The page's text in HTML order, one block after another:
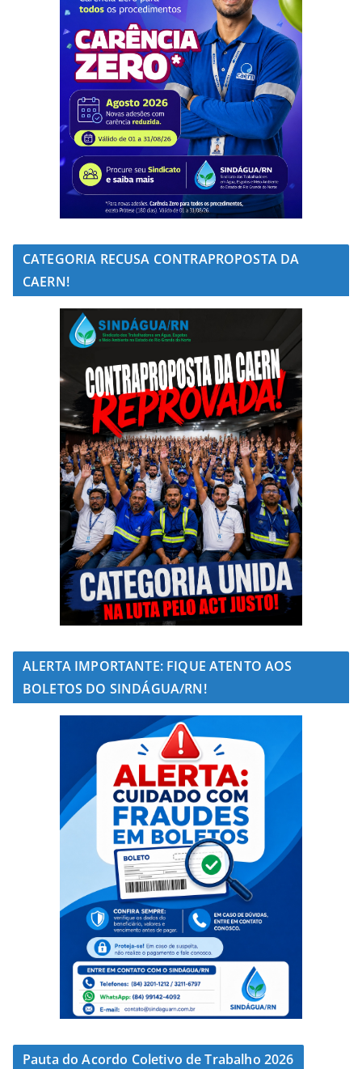
CATEGORIA RECUSA CONTRAPROPOSTA DA
CAERN!
ALERTA IMPORTANTE: FIQUE ATENTO AOS
BOLETOS DO SINDÁGUA/RN!
Pauta do Acordo Coletivo de Trabalho 2026